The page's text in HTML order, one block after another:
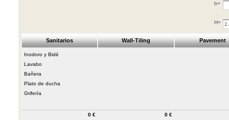
b=
H=
Sanitarios Wall-Tiling Pavement
Inodoro y Bidé
Lavabo
Bañera
Plato de ducha
Grifería
0 € 0 €